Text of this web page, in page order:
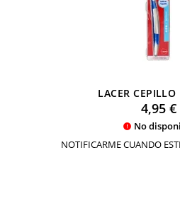
LACER CEPILLO
Precio
4,95 €
 No
NOTIFICARME CUANDO